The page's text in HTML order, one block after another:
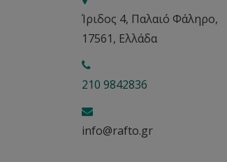
Ίριδος 4, Παλαιό Φάληρο,
17561, Ελλάδα
210 9842836
info@rafto.gr